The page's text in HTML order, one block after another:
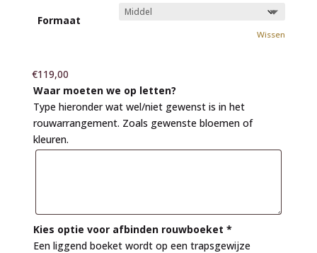
Formaat
Wissen
€119,00
Waar moeten we op letten?
Type hieronder wat wel/niet gewenst is in het
rouwarrangement. Zoals gewenste bloemen of
kleuren.
Kies optie voor afbinden rouwboeket *
Een liggend boeket wordt op een trapsgewijze